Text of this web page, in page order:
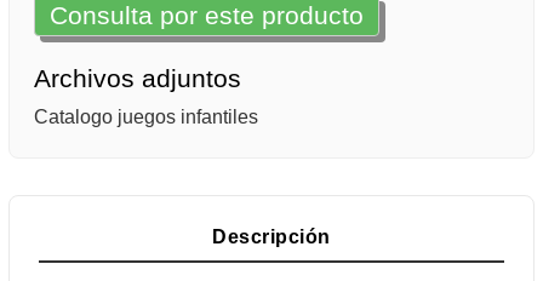
Consulta por este producto
Archivos adjuntos
Catalogo juegos infantiles
Descripción